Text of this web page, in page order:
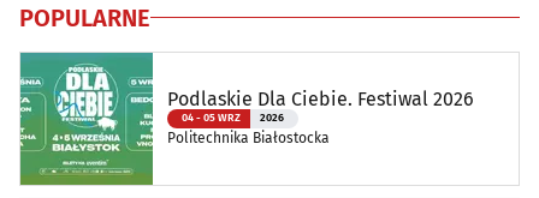
POPULARNE
Podlaskie Dla Ciebie. Festiwal 2026
04 - 05 WRZ 2026
Politechnika Białostocka